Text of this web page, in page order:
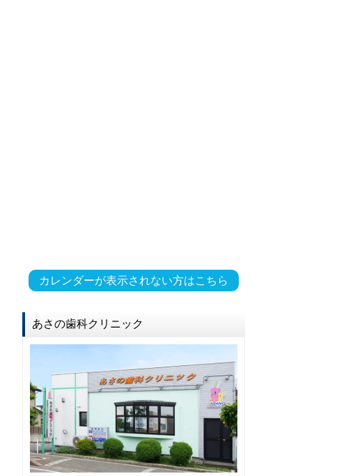
カレンダーが表示されない方はこちら
あさの歯科クリニック